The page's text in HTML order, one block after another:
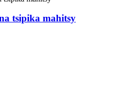
tsipika mahitsy